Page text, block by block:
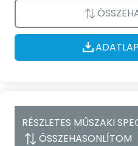
RÉSZLETES MŰSZAKI
ÖSSZEHASONLÍTOM